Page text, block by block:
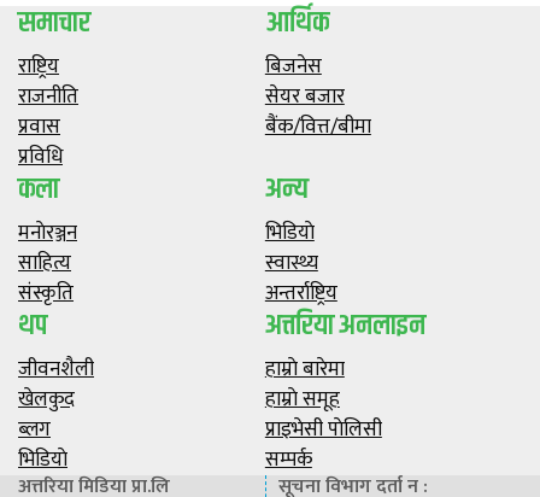
समाचार
राष्ट्रिय
राजनीति
प्रवास
प्रविधि
आर्थिक
बिजनेस
सेयर बजार
बैंक/वित्त/बीमा
कला
मनाेरञ्जन
साहित्य
संस्कृति
अन्य
भिडियाे
स्वास्थ्य
अन्तर्राष्ट्रिय
थप
जीवनशैली
खेलकुद
ब्लग
भिडियाे
अत्तरिया अनलाइन
हाम्राे बारेमा
हाम्राे समूह
प्राइभेसी पाेलिसी
सम्पर्क
अत्तरिया मिडिया प्रा.लि सूचना विभाग दर्ता न :